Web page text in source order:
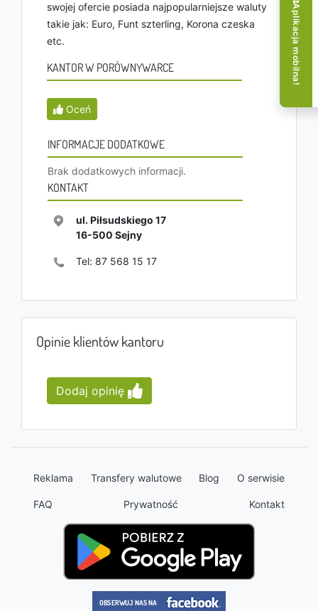
swojej ofercie posiada najpopularniejsze waluty
takie jak: Euro, Funt szterling, Korona czeska
etc.
KANTOR W PORÓWNYWARCE
Oceń
INFORMACJE DODATKOWE
Brak dodatkowych informacji.
KONTAKT
ul. Piłsudskiego 17
16-500 Sejny
Tel: 87 568 15 17
Opinie klientów kantoru
Dodaj opinię
Reklama Transfery walutowe Blog O serwisie
FAQ Prywatność Kontakt
Aplikacja mobilna!